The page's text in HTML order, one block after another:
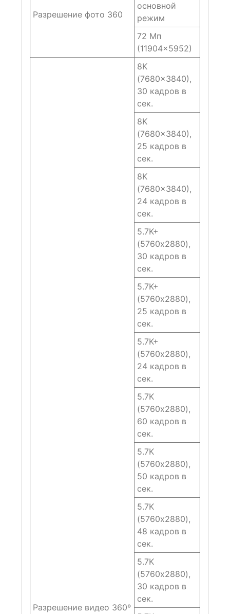
Разрешение фото 360
основной
режим
72 Мп
(11904×5952)
Разрешение видео 360º
8K
(7680×3840),
30 кадров в
сек.
8K
(7680×3840),
25 кадров в
сек.
8K
(7680×3840),
24 кадров в
сек.
5.7K+
(5760х2880),
30 кадров в
сек.
5.7K+
(5760х2880),
25 кадров в
сек.
5.7K+
(5760х2880),
24 кадров в
сек.
5.7K
(5760х2880),
60 кадров в
сек.
5.7K
(5760х2880),
50 кадров в
сек.
5.7K
(5760х2880),
48 кадров в
сек.
5.7K
(5760х2880),
30 кадров в
сек.